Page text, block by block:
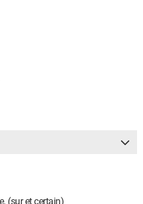
(sur et certain)